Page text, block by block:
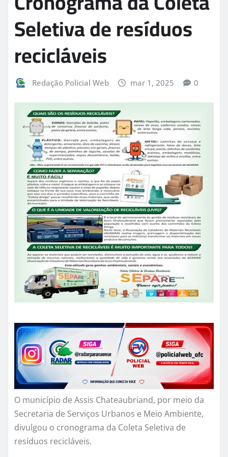
Seletiva de resíduos
recicláveis
Redação Policial Web mar 1, 2025 0
O município de Assis Chateaubriand, por meio da
Secretaria de Serviços Urbanos e Meio Ambiente,
divulgou o cronograma da Coleta Seletiva de
resíduos recicláveis.